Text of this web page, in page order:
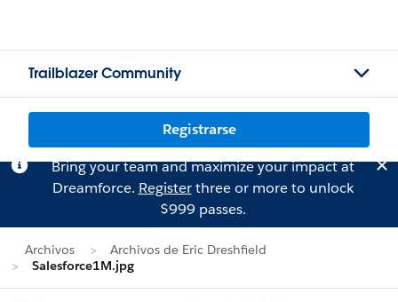
Trailblazer Community
Registrarse
Bring your team and maximize your impact at
Dreamforce. Registerthree or more to unlock
$999 passes.
Archivos
Archivos de Eric Dreshfield
Salesforce1M.jpg